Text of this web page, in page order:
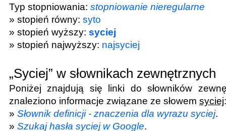
Typ stopniowania: stopniowanie nieregularne
» stopień równy: syto
» stopień wyższy: syciej
» stopień najwyższy: najsyciej
„Syciej” w słownikach zewnętrznych
Poniżej znajdują się linki do słowników
znaleziono informacje związane ze słowem syciej:
» Słownik definicji - znaczenia dla wyrazu syciej.
» Szukaj hasła syciej w Google.